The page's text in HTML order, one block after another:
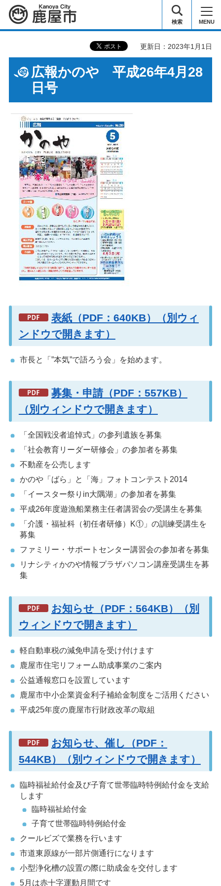
鹿屋市 検索 MENU
更新日：2023年1月1日
広報かのや 平成26年4月28
日号
表紙（PDF：640KB）（別ウィ
ンドウで開きます）
市長と「”本気”で語ろう会」を始めます。
募集・申請（PDF：557KB）
（別ウィンドウで開きます）
「全国戦没者追悼式」の参列遺族を募集
「社会教育リーダー研修会」の参加者を募集
不動産を公売します
かのや「ばら」と「海」フォトコンテスト2014
「イースター祭りin大隅湖」の参加者を募集
平成26年度遊漁船業務主任者講習会の受講生を募集
「介護・福祉科（初任者研修）K①」の訓練受講生を
募集
ファミリー・サポートセンター講習会の参加者を募集
リナシティかのや情報プラザパソコン講座受講生を募
集
お知らせ（PDF：564KB）（別
ウィンドウで開きます）
軽自動車税の減免申請を受け付けます
鹿屋市住宅リフォーム助成事業のご案内
公益通報窓口を設置しています
鹿屋市中小企業資金利子補給金制度をご活用ください
平成25年度の鹿屋市行財政改革の取組
お知らせ、催し（PDF：
544KB）（別ウィンドウで開きます）
臨時福祉給付金及び子育て世帯臨時特例給付金を支給
します
臨時福祉給付金
子育て世帯臨時特例給付金
クールビズで業務を行います
市道東原線が一部片側通行になります
小型浄化槽の設置の際に助成金を交付します
5月は赤十字運動月間です